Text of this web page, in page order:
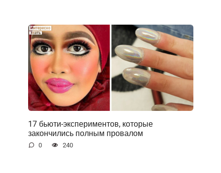
17 бьюти-экспериментов, которые
закончились полным провалом
0 240